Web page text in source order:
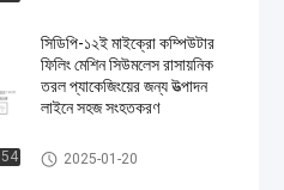
সিডিপি-১২ই মাইক্রো কম্পিউটার
ফিলিং মেশিন সিউমলেস রাসায়নিক
তরল প্যাকেজিংয়ের জন্য উত্পাদন
লাইনে সহজ সংহতকরণ
রাসায়নিক তরল ভর্তি মেশিন
2025-01-20